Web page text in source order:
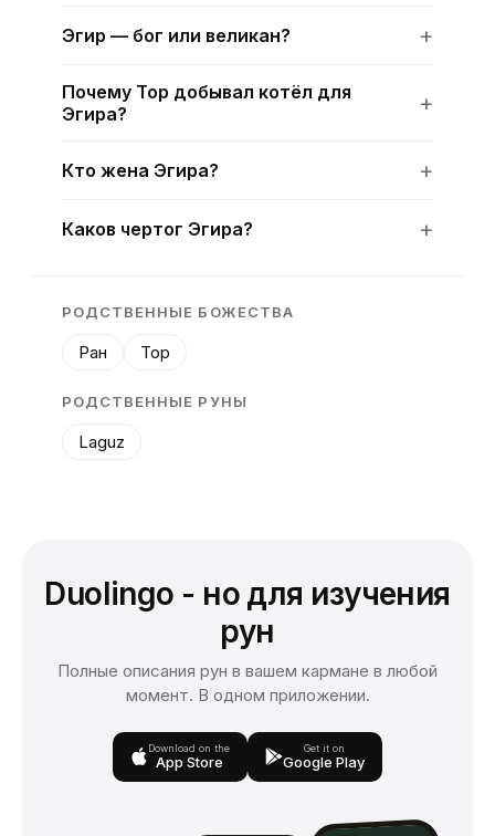
Эгир — бог или великан?
Почему Тор добывал котёл для
Эгира?
Кто жена Эгира?
Каков чертог Эгира?
РОДСТВЕННЫЕ БОЖЕСТВА
Ран Тор
РОДСТВЕННЫЕ РУНЫ
Laguz
Duolingo - но для изучения
рун
Полные описания рун в вашем кармане в любой
момент. В одном приложении.
Download on the
App Store
Get it on
Google Play